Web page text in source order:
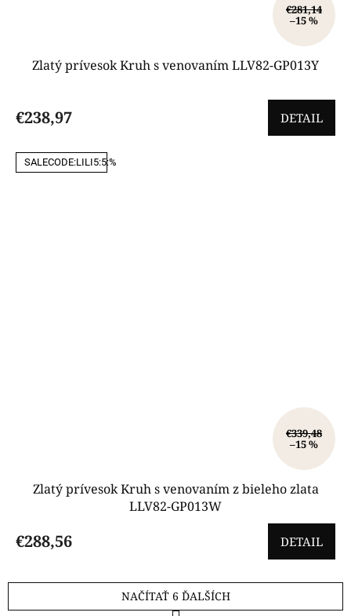
€281,14
–15 %
Zlatý prívesok Kruh s venovaním LLV82-GP013Y
€238,97 DETAIL
SALECODE:LILI5:5:%
€339,48
–15 %
Zlatý prívesok Kruh s venovaním z bieleho zlata
LLV82-GP013W
€288,56 DETAIL
NAČÍTAŤ 6 ĎALŠÍCH